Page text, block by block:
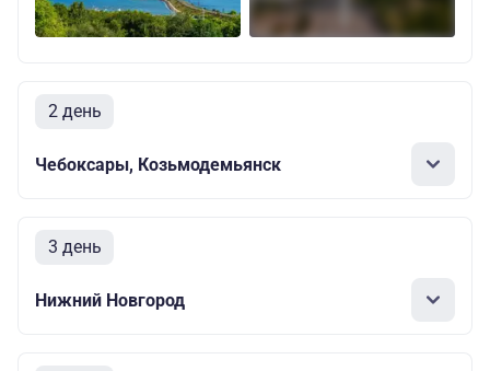
2 день
Чебоксары, Козьмодемьянск
3 день
Нижний Новгород